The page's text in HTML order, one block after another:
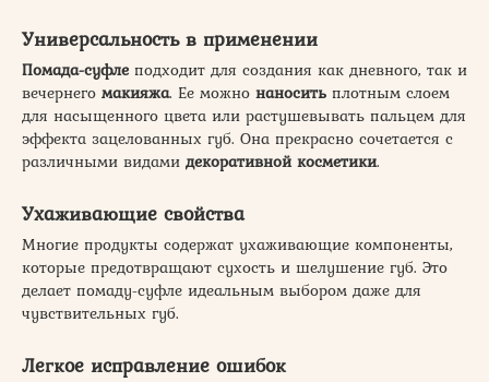
Универсальность в применении
Помада-суфле подходит для создания как дневного, так и
вечернего макияжа. Ее можно наносить плотным слоем
для насыщенного цвета или растушевывать пальцем для
эффекта зацелованных губ. Она прекрасно сочетается с
различными видами декоративной косметики.
Ухаживающие свойства
Многие продукты содержат ухаживающие компоненты,
которые предотвращают сухость и шелушение губ. Это
делает помаду-суфле идеальным выбором даже для
чувствительных губ.
Легкое исправление ошибок